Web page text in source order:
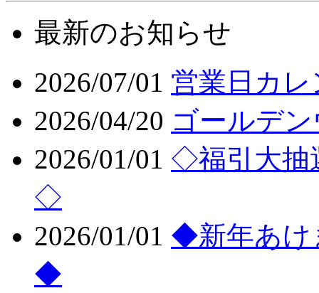
最新のお知らせ
2026/07/01 営業日カレ
2026/04/20 ゴールデ
2026/01/01 ◇福引大抽
◇
2026/01/01 ◆新年あけ
◆